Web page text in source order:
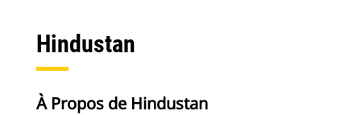
Hindustan
À Propos de Hindustan